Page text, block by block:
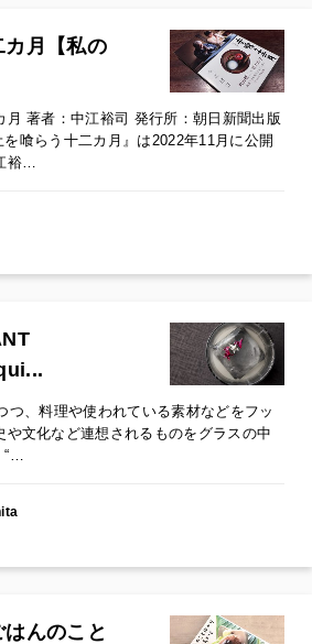
カ月【私の
月 著者：中江裕司 発行所：朝日新聞出版
喰らう十二カ月』は2022年11月に公開
裕…
つ、料理や使われている素材などをフッ
や文化など連想されるものをグラスの中
“…
んのこと